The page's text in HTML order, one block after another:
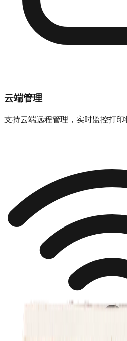
云端管理
支持云端远程管理，实时监控打